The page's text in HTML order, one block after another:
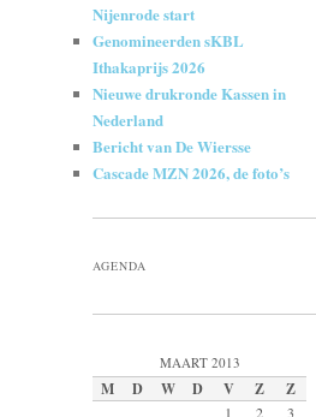
Nijenrode start
Genomineerden sKBL
Ithakaprijs 2026
Nieuwe drukronde Kassen in
Nederland
Bericht van De Wiersse
Cascade MZN 2026, de foto’s
AGENDA
MAART 2013
M D W D V Z Z
1 2 3